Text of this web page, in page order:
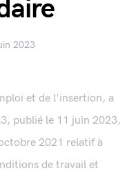
2023
et de l'insertion, a
publié le 11 juin 2023,
2021 relatif à
de travail et